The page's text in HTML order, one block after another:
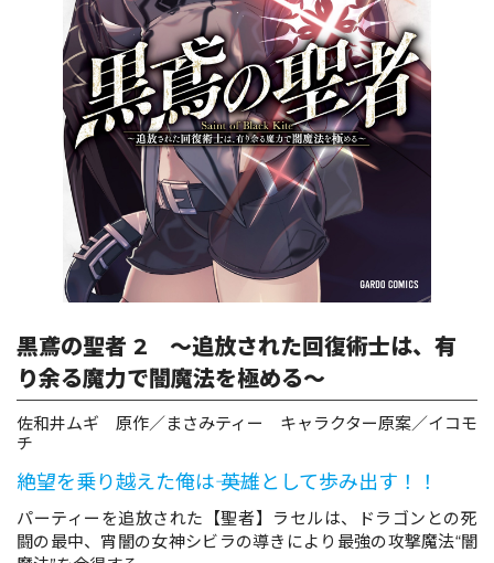
オーバーラップノベルスf
ロサージュノベルス
コミックガルド
コミッククリエ
リキューレ
コミックパルフェ
黒鳶の聖者 2 ～追放された回復術士は、有
り余る魔力で闇魔法を極める～
佐和井ムギ 原作／まさみティー キャラクター原案／イコモ
チ
絶望を乗り越えた俺は―― 英雄として歩み出す！！
パーティーを追放された【聖者】ラセルは、ドラゴンとの死
闘の最中、宵闇の女神シビラの導きにより最強の攻撃魔法“闇